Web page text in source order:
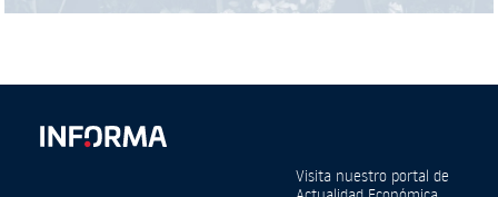
Visita nuestro portal de